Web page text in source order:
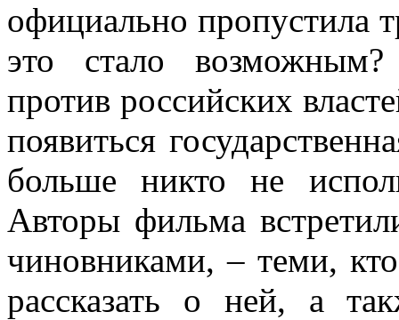
официально пропустила
это стало
против российских
появиться
больше никто не
Авторы фильма
чиновниками, – теми,
рассказать о ней, а